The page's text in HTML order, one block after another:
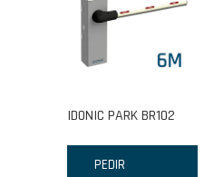
IDONIC PARK BR102
PEDIR